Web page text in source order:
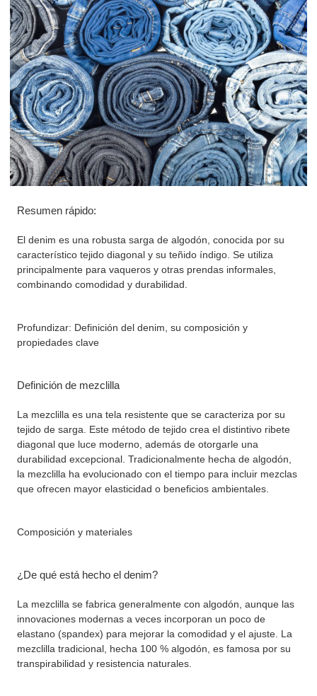
Resumen rápido:
El denim es una robusta sarga de algodón, conocida por su
característico tejido diagonal y su teñido índigo. Se utiliza
principalmente para vaqueros y otras prendas informales,
combinando comodidad y durabilidad.
Profundizar: Definición del denim, su composición y
propiedades clave
Definición de mezclilla
La mezclilla es una tela resistente que se caracteriza por su
tejido de sarga. Este método de tejido crea el distintivo ribete
diagonal que luce moderno, además de otorgarle una
durabilidad excepcional. Tradicionalmente hecha de algodón,
la mezclilla ha evolucionado con el tiempo para incluir mezclas
que ofrecen mayor elasticidad o beneficios ambientales.
Composición y materiales
¿De qué está hecho el denim?
La mezclilla se fabrica generalmente con algodón, aunque las
innovaciones modernas a veces incorporan un poco de
elastano (spandex) para mejorar la comodidad y el ajuste. La
mezclilla tradicional, hecha 100 % algodón, es famosa por su
transpirabilidad y resistencia naturales.